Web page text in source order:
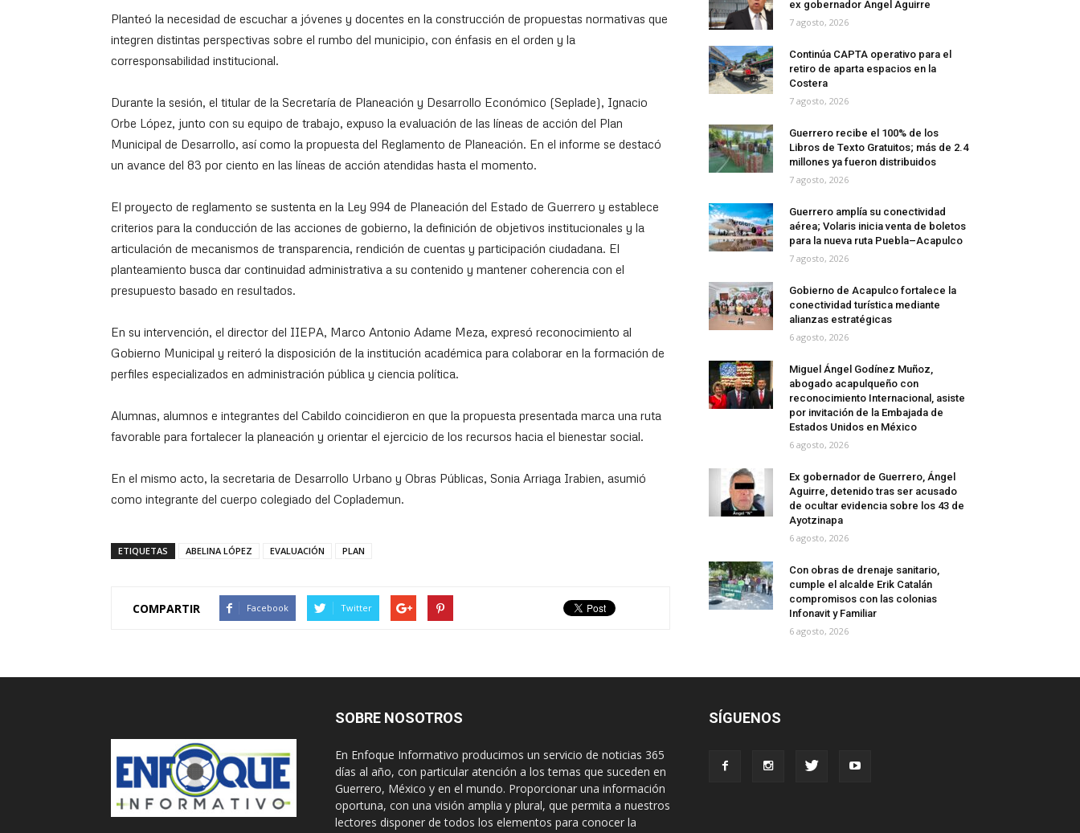
Planteó la necesidad de escuchar a jóvenes y docentes en la construcción de propuestas normativas que
integren distintas perspectivas sobre el rumbo del municipio, con énfasis en el orden y la
corresponsabilidad institucional.
Durante la sesión, el titular de la Secretaría de Planeación y Desarrollo Económico (Seplade), Ignacio
Orbe López, junto con su equipo de trabajo, expuso la evaluación de las líneas de acción del Plan
Municipal de Desarrollo, así como la propuesta del Reglamento de Planeación. En el informe se destacó
un avance del 83 por ciento en las líneas de acción atendidas hasta el momento.
El proyecto de reglamento se sustenta en la Ley 994 de Planeación del Estado de Guerrero y establece
criterios para la conducción de las acciones de gobierno, la definición de objetivos institucionales y la
articulación de mecanismos de transparencia, rendición de cuentas y participación ciudadana. El
planteamiento busca dar continuidad administrativa a su contenido y mantener coherencia con el
presupuesto basado en resultados.
En su intervención, el director del IIEPA, Marco Antonio Adame Meza, expresó reconocimiento al
Gobierno Municipal y reiteró la disposición de la institución académica para colaborar en la formación de
perfiles especializados en administración pública y ciencia política.
Alumnas, alumnos e integrantes del Cabildo coincidieron en que la propuesta presentada marca una ruta
favorable para fortalecer la planeación y orientar el ejercicio de los recursos hacia el bienestar social.
En el mismo acto, la secretaria de Desarrollo Urbano y Obras Públicas, Sonia Arriaga Irabien, asumió
como integrante del cuerpo colegiado del Coplademun.
ETIQUETAS ABELINA LÓPEZ EVALUACIÓN PLAN
COMPARTIR Facebook Twitter
ex gobernador Ángel Aguirre
7 agosto, 2026
Continúa CAPTA operativo para el
retiro de aparta espacios en la
Costera
7 agosto, 2026
Guerrero recibe el 100% de los
Libros de Texto Gratuitos; más de 2.4
millones ya fueron distribuidos
7 agosto, 2026
Guerrero amplía su conectividad
aérea; Volaris inicia venta de boletos
para la nueva ruta Puebla–Acapulco
7 agosto, 2026
Gobierno de Acapulco fortalece la
conectividad turística mediante
alianzas estratégicas
6 agosto, 2026
Miguel Ángel Godínez Muñoz,
abogado acapulqueño con
reconocimiento Internacional, asiste
por invitación de la Embajada de
Estados Unidos en México
6 agosto, 2026
Ex gobernador de Guerrero, Ángel
Aguirre, detenido tras ser acusado
de ocultar evidencia sobre los 43 de
Ayotzinapa
6 agosto, 2026
Con obras de drenaje sanitario,
cumple el alcalde Erik Catalán
compromisos con las colonias
Infonavit y Familiar
6 agosto, 2026
SOBRE NOSOTROS
En Enfoque Informativo producimos un servicio de noticias 365
días al año, con particular atención a los temas que suceden en
Guerrero, México y en el mundo. Proporcionar una información
oportuna, con una visión amplia y plural, que permita a nuestros
lectores disponer de todos los elementos para conocer la
SÍGUENOS